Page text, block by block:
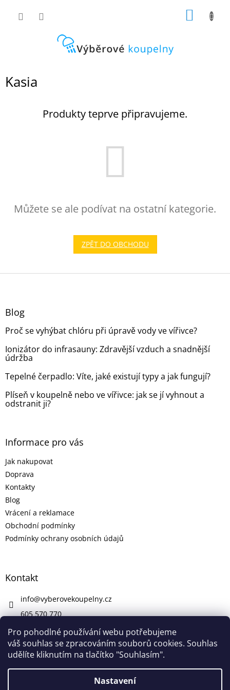
Pro pohodlné používání webu potřebujeme
váš souhlas se zpracováním souborů cookies. Souhlas
udělíte kliknutím na tlačítko "Souhlasím".
Nastavení
Kasia
Produkty teprve připravujeme.
Můžete se ale podívat na ostatní kategorie.
ZPĚT DO OBCHODU
Z
Blog
Proč se vyhýbat chlóru při úpravě vody ve vířivce?
Ionizátor do infrasauny: Zdravější vzduch a snadnější
údržba
Tepelné čerpadlo: Víte, jaké existují typy a jak fungují?
Plíseň v koupelně nebo ve vířivce: jak se jí vyhnout a
odstranit ji?
Informace pro vás
Jak nakupovat
Doprava
Kontakty
Blog
Vrácení a reklamace
Obchodní podmínky
Podmínky ochrany osobních údajů
Kontakt
info@vyberovekoupelny.cz
605 570 770
https://www.facebook.com/vyberovekoupelny/